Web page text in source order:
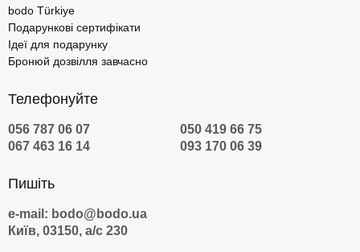
bodo Türkiye
Подарункові сертифікати
Ідеї для подарунку
Бронюй дозвілля завчасно
Телефонуйте
056 787 06 07
050 419 66 75
067 463 16 14
093 170 06 39
Пишіть
e-mail: bodo@bodo.ua
Київ, 03150, а/с 230